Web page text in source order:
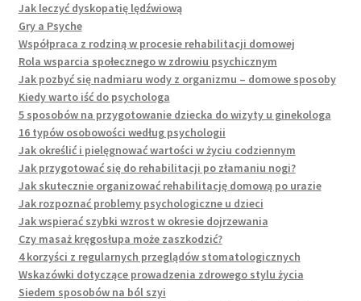
Jak leczyć dyskopatię lędźwiową
Gry a Psyche
Współpraca z rodziną w procesie rehabilitacji domowej
Rola wsparcia społecznego w zdrowiu psychicznym
Jak pozbyć się nadmiaru wody z organizmu – domowe sposoby
Kiedy warto iść do psychologa
5 sposobów na przygotowanie dziecka do wizyty u ginekologa
16 typów osobowości według psychologii
Jak określić i pielęgnować wartości w życiu codziennym
Jak przygotować się do rehabilitacji po złamaniu nogi?
Jak skutecznie organizować rehabilitację domową po urazie
Jak rozpoznać problemy psychologiczne u dzieci
Jak wspierać szybki wzrost w okresie dojrzewania
Czy masaż kręgosłupa może zaszkodzić?
4 korzyści z regularnych przeglądów stomatologicznych
Wskazówki dotyczące prowadzenia zdrowego stylu życia
Siedem sposobów na ból szyi